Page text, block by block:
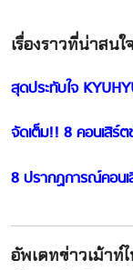
เรื่องราวที่น่าสนใ
สุดประทับใจ
จัดเต็ม!! 8 คอนเสิร์ต
8 ปรากฏการณ์คอน
อัพเดทข่าวเม้าท์